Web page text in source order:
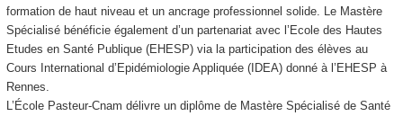
formation de haut niveau et un ancrage professionnel solide. Le Mastère
Spécialisé bénéficie également d’un partenariat avec l’Ecole des Hautes
Etudes en Santé Publique (EHESP) via la participation des élèves au
Cours International d’Epidémiologie Appliquée (IDEA) donné à l’EHESP à
Rennes.
L’École Pasteur-Cnam délivre un diplôme de Mastère Spécialisé de Santé